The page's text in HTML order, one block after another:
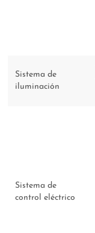
Sistema de
iluminación
Sistema de
control eléctrico